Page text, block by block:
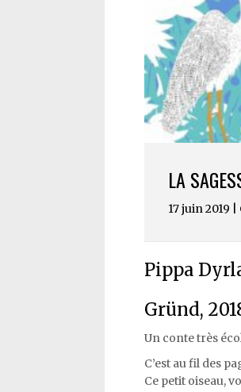
LA
17 juin 2019
Pippa
Gründ,
Un conte très
C’est au fil des
Ce petit oiseau,